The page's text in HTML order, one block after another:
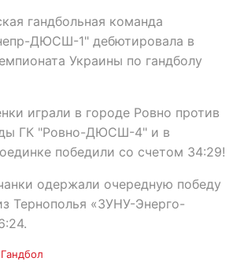
гандбольная команда
ДЮСШ-1" дебютировала в
Украины по гандболу
играли в городе Ровно против
ГК "Ровно-ДЮСШ-4" и в
победили со счетом 34:29!
одержали очередную победу
Тернополья «ЗУНУ-Энерго-
Гандбол